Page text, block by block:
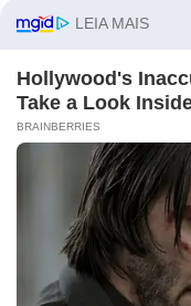
O site Campo
tecnologias
interesse. Ao